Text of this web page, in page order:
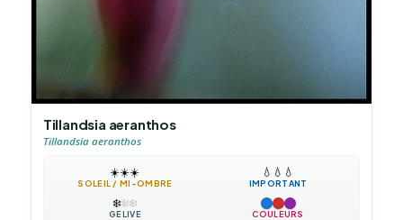
Tillandsia aeranthos
Tillandsia aeranthos
☀️☀️☀️
SOLEIL / MI-OMBRE
💧 💧 💧
IMPORTANT
❄️❄️❄️
GÉLIVE COULEURS